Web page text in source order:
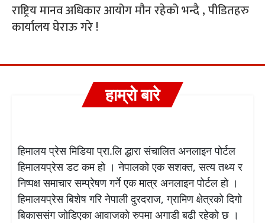
राष्ट्रिय मानव अधिकार आयोग मौन रहेको भन्दै , पीडितहरु
कार्यालय घेराऊ गरे !
हाम्रो बारे
हिमालय प्रेस मिडिया प्रा.लि द्धारा संचालित अनलाइन पोर्टल
हिमालयप्रेस डट कम हो । नेपालको एक सशक्त, सत्य तथ्य र
निष्पक्ष समाचार सम्प्रेषण गर्ने एक मात्र अनलाइन पोर्टल हो ।
हिमालयप्रेस बिशेष गरि नेपाली दुरदराज, ग्रामिण क्षेत्रको दिगो
बिकाससंग जोडिएका आवाजको रुपमा अगाडी बढी रहेको छ ।